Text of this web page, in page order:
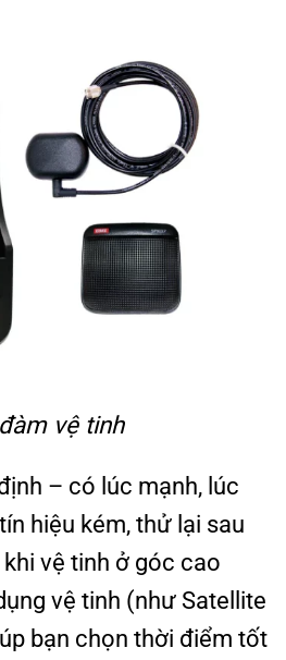
vệ tinh
– có lúc mạnh, lúc
hiệu kém, thử lại sau
vệ tinh ở góc cao
vệ tinh (như Satellite
bạn chọn thời điểm tốt